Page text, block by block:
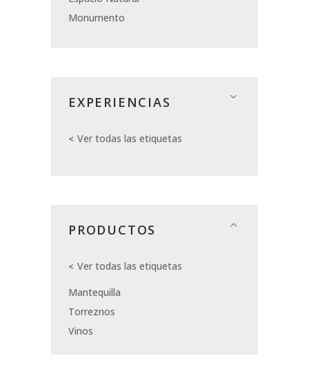
Monumento
EXPERIENCIAS
Ver todas las etiquetas
PRODUCTOS
Ver todas las etiquetas
Mantequilla
Torreznos
Vinos